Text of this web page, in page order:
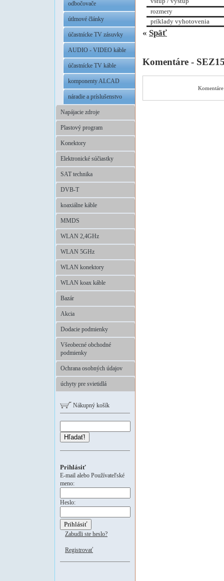
odbočovače
útlmové články
účastnícke TV zásuvky
AUDIO - VIDEO káble
účastnícke TV káble
komponenty ALCAD
náradie a príslušenstvo
Napájacie zdroje
Plastový program
Konektory
Elektronické súčiastky
SAT technika
DVB-T
koaxiálne káble
MMDS
WLAN 2,4GHz
WLAN 5GHz
WLAN konektory
WLAN koax káble
Bazár
Akcia
Dodacie podmienky
Všeobecné obchodné
podmienky
Ochrana osobných údajov
úchyty pre svietidlá
Nákupný košík
Hľadať!
Prihlásiť
E-mail alebo Používateľské
meno:
Heslo:
Zabudli ste heslo?
Registrovať
rozmery
príklady vyhotovenia
« Späť
Komentáre -